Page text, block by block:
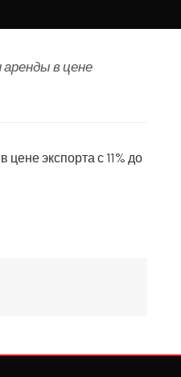
в цене
экспорта с 11% до